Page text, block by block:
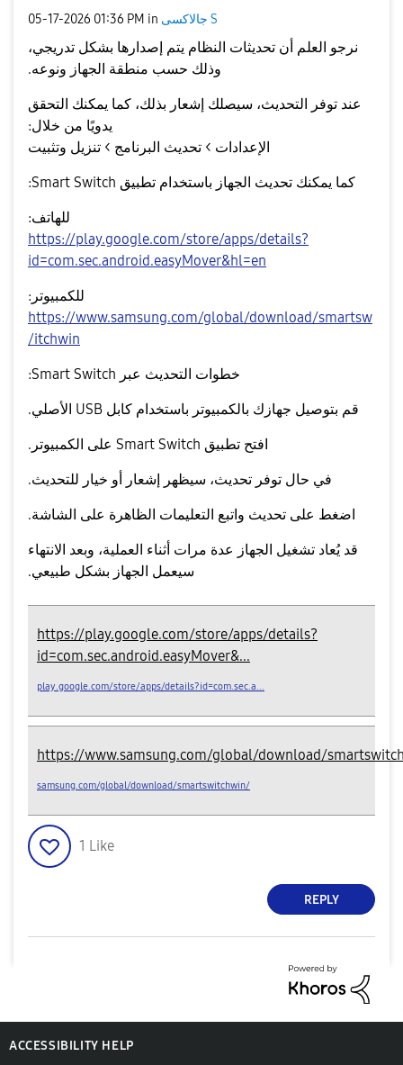
‎05-17-2026 01:36 PM in جالاكسى S
نرجو العلم أن تحديثات النظام يتم إصدارها بشكل تدريجي،
وذلك حسب منطقة الجهاز ونوعه.
عند توفر التحديث، سيصلك إشعار بذلك، كما يمكنك التحقق
يدويًا من خلال:
الإعدادات > تحديث البرنامج > تنزيل وتثبيت
كما يمكنك تحديث الجهاز باستخدام تطبيق Smart Switch
:
للهاتف:
https://play.google.com/store/apps/details?
id=com.sec.android.easyMover&hl=en
للكمبيوتر:
https://www.samsung.com/global/download/smartsw
itchwin/
خطوات التحديث عبر Smart Switch:
قم بتوصيل جهازك بالكمبيوتر باستخدام كابل USB الأصلي.
افتح تطبيق Smart Switch على الكمبيوتر.
في حال توفر تحديث، سيظهر إشعار أو خيار للتحديث.
اضغط على تحديث واتبع التعليمات الظاهرة على الشاشة.
قد يُعاد تشغيل الجهاز عدة مرات أثناء العملية، وبعد الانتهاء
سيعمل الجهاز بشكل طبيعي.
https://play.google.com/store/apps/details?
id=com.sec.android.easyMover&...
play.google.com/store/apps/details?id=com.sec.a...
https://www.samsung.com/global/download/
samsung.com/global/download/smartswitchwin/
1 Like
REPLY
ACCESSIBILITY HELP